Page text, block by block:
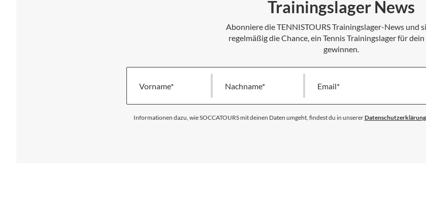
Trainingslager News
Abonniere die TENNISTOURS Trainingslager-News und
regelmäßig die Chance, ein Tennis Trainingslager für dein
gewinnen.
dich
Newsletter
Informationen dazu, wie SOCCATOURS mit deinen Daten umgeht, findest du in unsererDatenschutzerklärung